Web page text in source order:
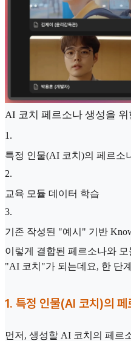
AI 코치 페르소나 생성을
1 .
특정 인물(AI 코치)의 페르소
2.
교육 모듈 데이터 학습
3.
기존 작성된 "예시" 기반
이렇게 결합된 페르소나와
"AI 코치"가 되는데요, 한 단
1. 특정 인물(AI 코치)의 페
먼저, 생성할 AI 코치의 페르